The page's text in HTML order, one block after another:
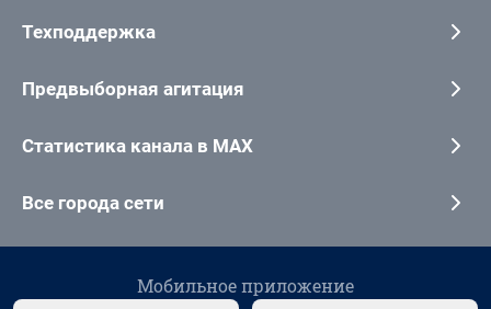
Техподдержка
Предвыборная агитация
Статистика канала в MAX
Все города сети
Мобильное приложение